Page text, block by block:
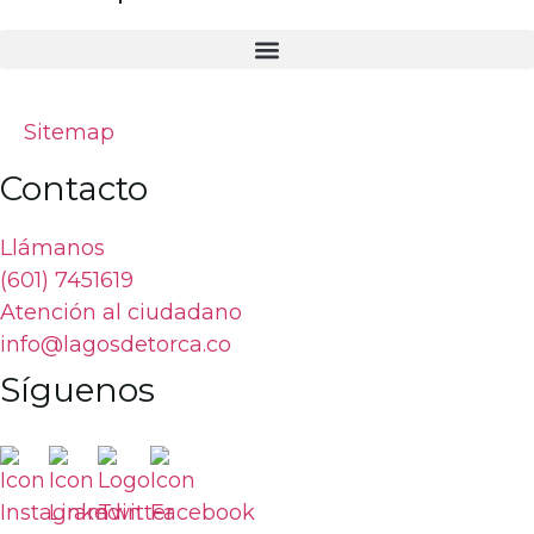
Sitemap
Contacto
Llámanos
(601) 7451619
Atención al ciudadano
info@lagosdetorca.co
Síguenos